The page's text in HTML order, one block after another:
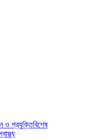
ও প্রযুক্তিবিশেষ